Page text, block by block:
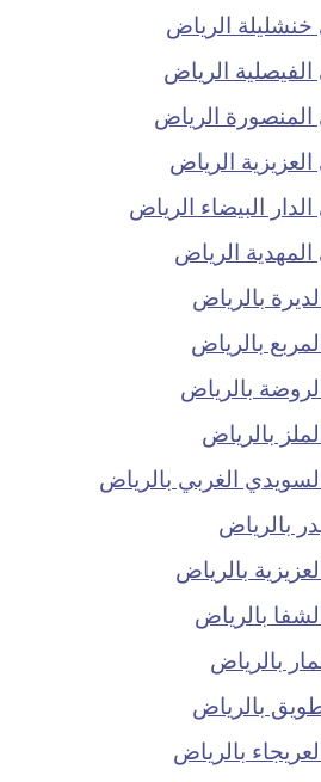
الرياض
الرياض
الرياض
الرياض
البيضاء الرياض
الرياض
بالرياض
بالرياض
بالرياض
بالرياض
الغربي بالرياض
بالرياض
بالرياض
بالرياض
بالرياض
بالرياض
بالرياض